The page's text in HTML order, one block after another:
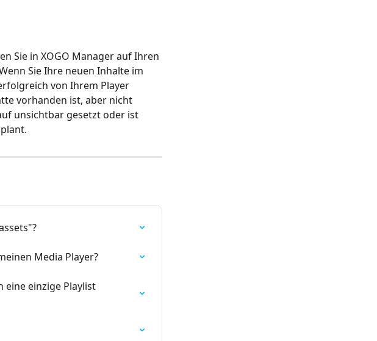
Sie in XOGO Manager auf Ihren
Sie Ihre neuen Inhalte im
von Ihrem Player
vorhanden ist, aber nicht
unsichtbar gesetzt oder ist
Media Player?
eine einzige Playlist